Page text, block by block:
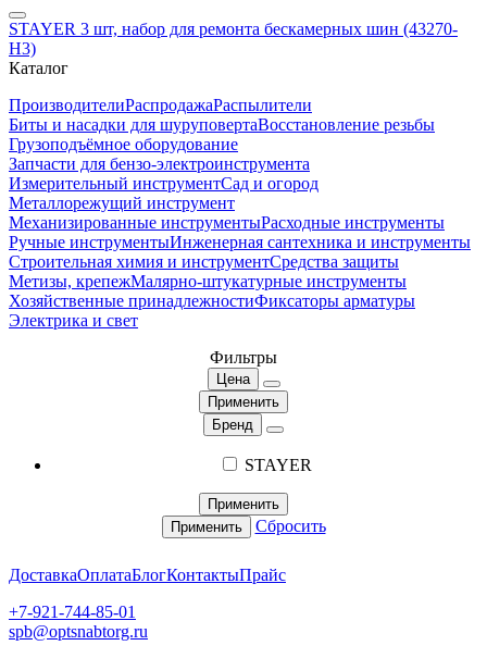
STAYER 3 шт, набор для ремонта бескамерных шин (43270-
H3)
Каталог
ПроизводителиРаспродажаРаспылители
Биты и насадки для шуруповертаВосстановление резьбы
Грузоподъёмное оборудование
Запчасти для бензо-электроинструмента
Измерительный инструментСад и огород
Металлорежущий инструмент
Механизированные инструментыРасходные инструменты
Ручные инструментыИнженерная сантехника и инструменты
Строительная химия и инструментСредства защиты
Метизы, крепежМалярно-штукатурные инструменты
Хозяйственные принадлежностиФиксаторы арматуры
Электрика и свет
Фильтры
Цена
Применить
Бренд
STAYER
Применить
Применить
Сбросить
ДоставкаОплатаБлогКонтактыПрайс
+7-921-744-85-01
spb@optsnabtorg.ru